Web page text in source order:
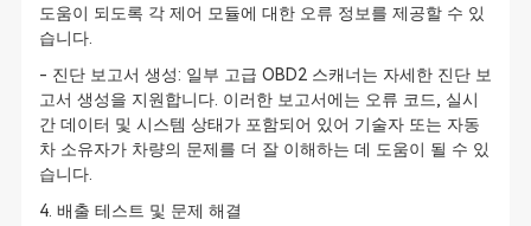
도움이 되도록 각 제어 모듈에 대한 오류 정보를 제공할 수 있
습니다.
- 진단 보고서 생성: 일부 고급 OBD2 스캐너는 자세한 진단 보
고서 생성을 지원합니다. 이러한 보고서에는 오류 코드, 실시
간 데이터 및 시스템 상태가 포함되어 있어 기술자 또는 자동
차 소유자가 차량의 문제를 더 잘 이해하는 데 도움이 될 수 있
습니다.
4. 배출 테스트 및 문제 해결